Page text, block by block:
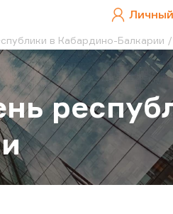
в Кабардино-Балкарии